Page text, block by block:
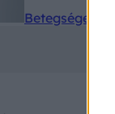
Betegségek A-Z